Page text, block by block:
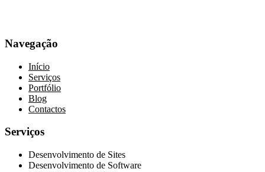
Navegação
Início
Serviços
Portfólio
Blog
Contactos
Serviços
Desenvolvimento de Sites
Desenvolvimento de Software